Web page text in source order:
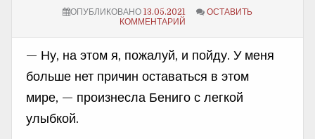
ОПУБЛИКОВАНО 13.05.2021
ОСТАВИТЬ
КОММЕНТАРИЙ
— Ну, на этом я, пожалуй, и пойду. У меня
больше нет причин оставаться в этом
мире, — произнесла Бениго с легкой
улыбкой.